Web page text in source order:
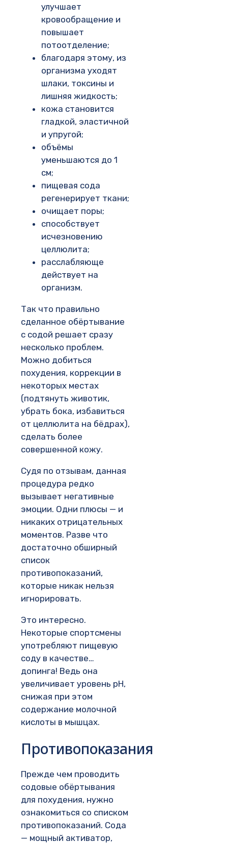
улучшает
кровообращение и
повышает
потоотделение;
благодаря этому, из
организма уходят
шлаки, токсины и
лишняя жидкость;
кожа становится
гладкой, эластичной
и упругой;
объёмы
уменьшаются до 1
см;
пищевая сода
регенерирует ткани;
очищает поры;
способствует
исчезновению
целлюлита;
расслабляюще
действует на
организм.
Так что правильно
сделанное обёртывание
с содой решает сразу
несколько проблем.
Можно добиться
похудения, коррекции в
некоторых местах
(подтянуть животик,
убрать бока, избавиться
от целлюлита на бёдрах),
сделать более
совершенной кожу.
Судя по отзывам, данная
процедура редко
вызывает негативные
эмоции. Одни плюсы — и
никаких отрицательных
моментов. Разве что
достаточно обширный
список
противопоказаний,
которые никак нельзя
игнорировать.
Это интересно.
Некоторые спортсмены
употребляют пищевую
соду в качестве…
допинга! Ведь она
увеличивает уровень pH,
снижая при этом
содержание молочной
кислоты в мышцах.
Противопоказания
Прежде чем проводить
содовые обёртывания
для похудения, нужно
ознакомиться со списком
противопоказаний. Сода
— мощный активатор,